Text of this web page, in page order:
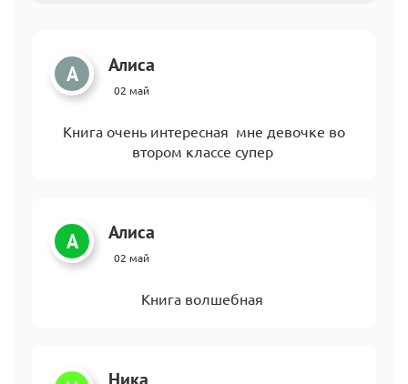
А Алиса
02 май
Книга очень интересная мне девочке во
втором классе супер
А Алиса
02 май
Книга волшебная
Ника